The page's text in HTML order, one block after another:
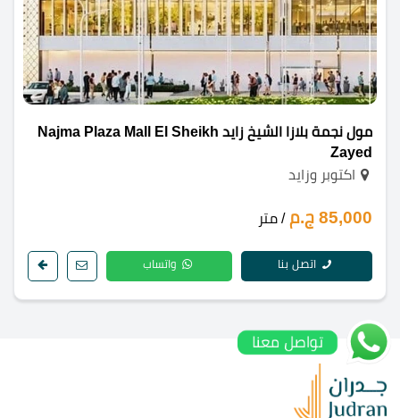
مول نجمة بلازا الشيخ زايد Najma Plaza Mall El Sheikh
Zayed
اكتوبر وزايد
85,000 ج.م / متر
اتصل بنا واتساب
تواصل معنا